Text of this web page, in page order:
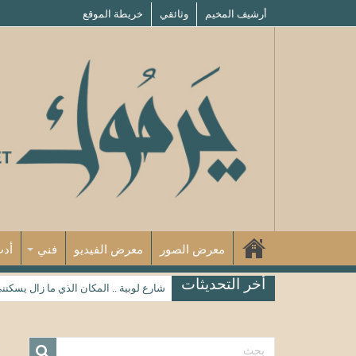
أرشيف المخيم وثائقي خريطة الموقع
معرض الصور معرض الفيديو فني
أخر التحديثات شارع لوبية .. المكان الذي ما زال